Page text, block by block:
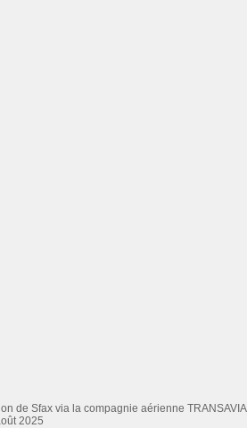
de Sfax via la compagnie aérienne TRANSAVIA
2025